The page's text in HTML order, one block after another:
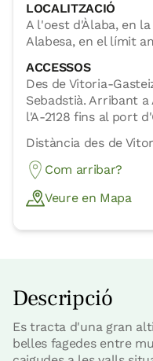
LOCALITZACIÓ
A l'oest d'Àlaba, en
Alabesa, en el límit
ACCESSOS
Des de Vitoria-
Sebadstià. Arribant
l'A-2128 fins al port
Distància des de
Com arribar?
Veure en Mapa
Descripció
Es tracta d'una gran
belles fagedes entre